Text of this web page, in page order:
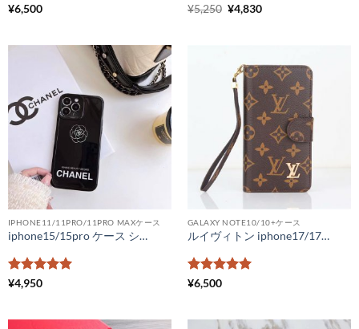
5段階中
¥6,500 5段階中5の
¥5,250 元
で
し
た。
¥4,830現
¥4,830
で
す。
IPHONE11/11PRO/11PRO MAXケース
iphone15/15pro ケース シャネル パロディ iphone14 ケース chanelカメリア スマホケース14promax ブランドロゴ iphone カバー シャネル携帯ケース iphone13pro ペアルック
5段階中
¥4,950
GALAXY NOTE10/10+ケース
ルイヴィトン iphone17/17pro/16/15/15pro ケース 手帳型 グッチ android スライド式スマホケース ヴィトンスマホケースギャラクシー アイフォン コピー 全機種対応 激安
5段階中
¥6,500